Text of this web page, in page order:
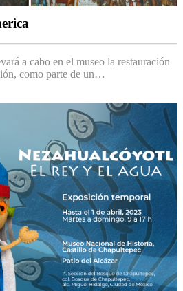
a cabo en el museo la restauración
como parte de un…